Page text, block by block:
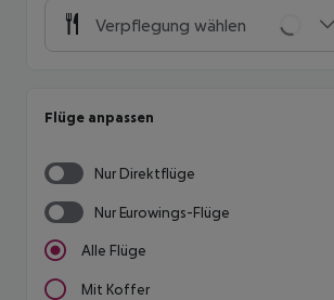
Verpflegung wählen
Flüge anpassen
Nur Direktflüge
Nur Eurowings-Flüge
Alle Flüge
Mit Koffer